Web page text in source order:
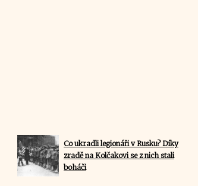
Co ukradli legionáři v Rusku? Díky
zradě na Kolčakovi se z nich stali
boháči